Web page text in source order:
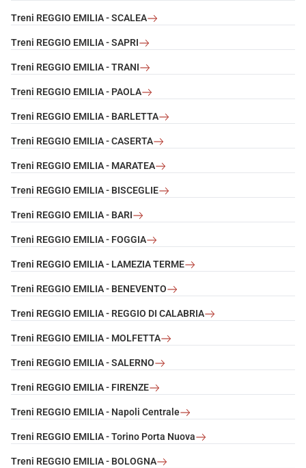
Treni REGGIO EMILIA - SCALEA
Treni REGGIO EMILIA - SAPRI
Treni REGGIO EMILIA - TRANI
Treni REGGIO EMILIA - PAOLA
Treni REGGIO EMILIA - BARLETTA
Treni REGGIO EMILIA - CASERTA
Treni REGGIO EMILIA - MARATEA
Treni REGGIO EMILIA - BISCEGLIE
Treni REGGIO EMILIA - BARI
Treni REGGIO EMILIA - FOGGIA
Treni REGGIO EMILIA - LAMEZIA TERME
Treni REGGIO EMILIA - BENEVENTO
Treni REGGIO EMILIA - REGGIO DI CALABRIA
Treni REGGIO EMILIA - MOLFETTA
Treni REGGIO EMILIA - SALERNO
Treni REGGIO EMILIA - FIRENZE
Treni REGGIO EMILIA - Napoli Centrale
Treni REGGIO EMILIA - Torino Porta Nuova
Treni REGGIO EMILIA - BOLOGNA